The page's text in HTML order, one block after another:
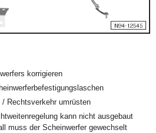
korrigieren
Rechtsverkehr umrüsten
kann nicht ausgebaut
muss der Scheinwerfer gewechselt